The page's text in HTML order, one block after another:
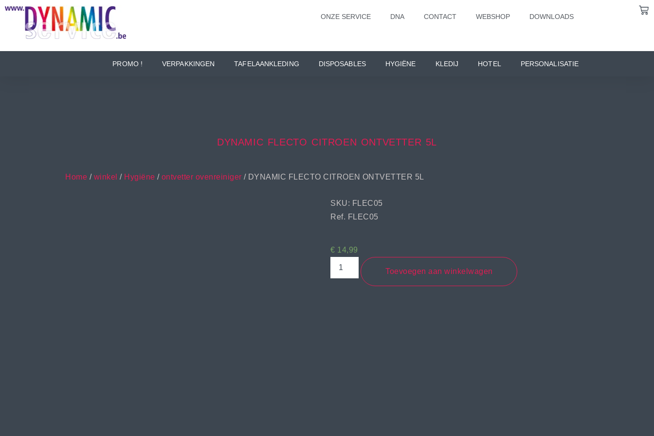
ONZE SERVICE DNA CONTACT WEBSHOP DOWNLOADS
PROMO ! VERPAKKINGEN TAFELAANKLEDING DISPOSABLES HYGIËNE KLEDIJ HOTEL PERSONALISATIE
DYNAMIC FLECTO CITROEN ONTVETTER 5L
Home / winkel / Hygiëne / ontvetter ovenreiniger / DYNAMIC FLECTO CITROEN ONTVETTER 5L
SKU: FLEC05
Ref. FLEC05
€ 14,99
Toevoegen aan winkelwagen